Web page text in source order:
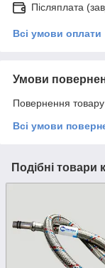
Післяплата
Всі умови оплати
Умови
Повернення
Всі умови
Подібні товари